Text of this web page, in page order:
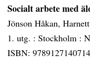
Socialt arbete med
Jönson Håkan,
1. utg. : Stockholm :
ISBN: 9789127140714